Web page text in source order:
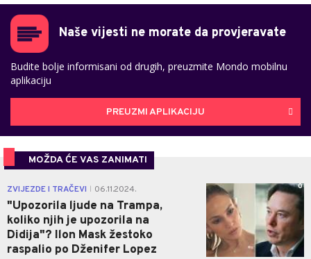
Naše vijesti ne morate da provjeravate
Budite bolje informisani od drugih, preuzmite Mondo mobilnu
aplikaciju
PREUZMI APLIKACIJU
MOŽDA ĆE VAS ZANIMATI
ZVIJEZDE I TRAČEVI 06.11.2024.
"Upozorila ljude na Trampa,
koliko njih je upozorila na
Didija"? Ilon Mask žestoko
raspalio po Dženifer Lopez
0